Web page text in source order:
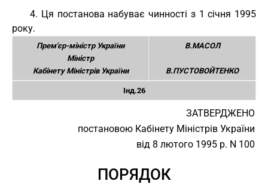
4. Ця постанова набуває чинності з 1 січня 1995
року.
Прем'єр-міністр України
Міністр
Кабінету Міністрів України
В.МАСОЛ
В.ПУСТОВОЙТЕНКО
Інд.26
ЗАТВЕРДЖЕНО
постановою Кабінету Міністрів України
від 8 лютого 1995 р. N 100
ПОРЯДОК